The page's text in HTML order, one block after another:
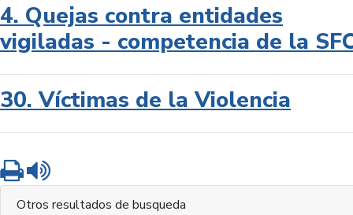
4. Quejas contra entidades
vigiladas - competencia de la
30. Víctimas de la Violencia
Imprimir
Otros resultados de busqueda